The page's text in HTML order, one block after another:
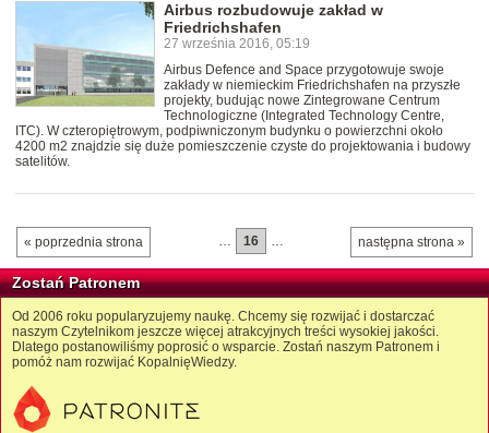
Airbus rozbudowuje zakład w
Friedrichshafen
27 września 2016, 05:19
Airbus Defence and Space przygotowuje swoje
zakłady w niemieckim Friedrichshafen na przyszłe
projekty, budując nowe Zintegrowane Centrum
Technologiczne (Integrated Technology Centre,
ITC). W czteropiętrowym, podpiwniczonym budynku o powierzchni około
4200 m2 znajdzie się duże pomieszczenie czyste do projektowania i budowy
satelitów.
« poprzednia strona następna strona »
… 16 …
Zostań Patronem
Od 2006 roku popularyzujemy naukę. Chcemy się rozwijać i dostarczać
naszym Czytelnikom jeszcze więcej atrakcyjnych treści wysokiej jakości.
Dlatego postanowiliśmy poprosić o wsparcie. Zostań naszym Patronem i
pomóż nam rozwijać KopalnięWiedzy.